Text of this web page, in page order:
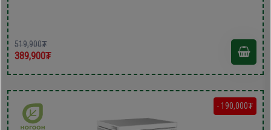
519,900₮
389,900₮
- 190,000₮